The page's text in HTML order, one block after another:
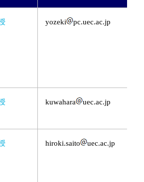
yozeki pc.uec.ac.jp
kuwahara uec.ac.jp
hiroki.saito uec.ac.jp